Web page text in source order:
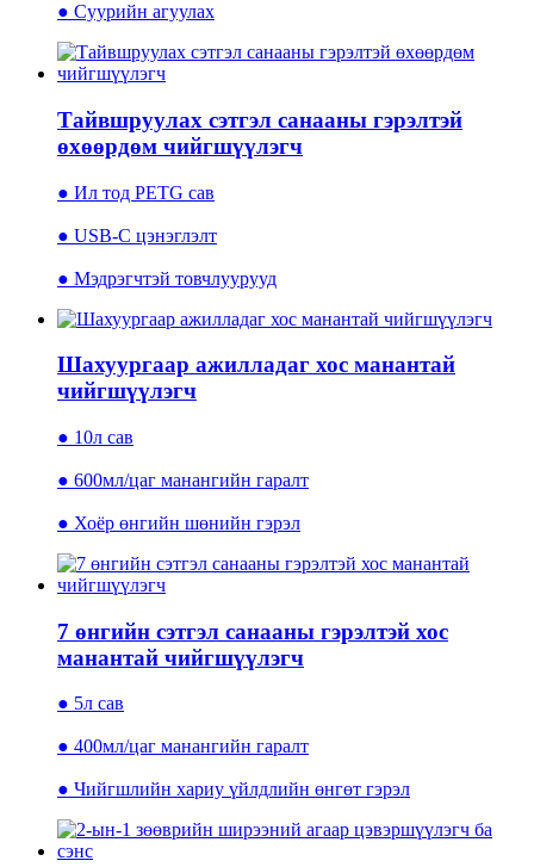
● Суурийн агуулах
Тайвшруулах сэтгэл санааны гэрэлтэй
өхөөрдөм чийгшүүлэгч
● Ил тод PETG сав
● USB-C цэнэглэлт
● Мэдрэгчтэй товчлуурууд
Шахуургаар ажилладаг хос манантай
чийгшүүлэгч
● 10л сав
● 600мл/цаг манангийн гаралт
● Хоёр өнгийн шөнийн гэрэл
7 өнгийн сэтгэл санааны гэрэлтэй хос
манантай чийгшүүлэгч
● 5л сав
● 400мл/цаг манангийн гаралт
● Чийгшлийн хариу үйлдлийн өнгөт гэрэл